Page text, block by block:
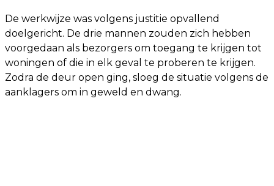
De werkwijze was volgens justitie opvallend
doelgericht. De drie mannen zouden zich hebben
voorgedaan als bezorgers om toegang te krijgen tot
woningen of die in elk geval te proberen te krijgen.
Zodra de deur open ging, sloeg de situatie volgens de
aanklagers om in geweld en dwang.